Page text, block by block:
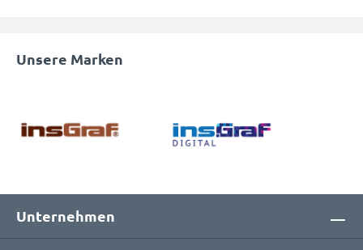
Unsere Marken
Unternehmen